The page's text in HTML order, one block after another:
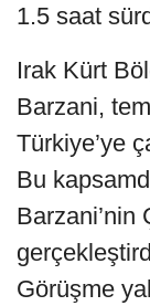
1.5 saat
Irak Kürt
Barzani,
Türkiye’ye
Bu
Barzani’nin
Görüşme